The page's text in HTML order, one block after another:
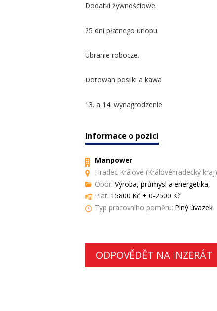
Dodatki żywnościowe.
25 dni płatnego urlopu.
Ubranie robocze.
Dotowan posilki a kawa
13. a 14. wynagrodzenie
Informace o pozici
Manpower
Hradec Králové (Královéhradecký kraj)
Obor: Výroba, průmysl a energetika,
Plat: 15800 Kč + 0-2500 Kč
Typ pracovního poměru: Plný úvazek
ODPOVĚDĚT NA INZERÁT